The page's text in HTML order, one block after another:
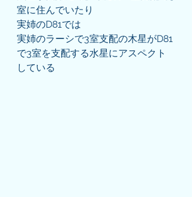
室に住んでいたり
実姉のD81では
実姉のラーシで3室支配の木星がD81
で3室を支配する水星にアスペクト
している